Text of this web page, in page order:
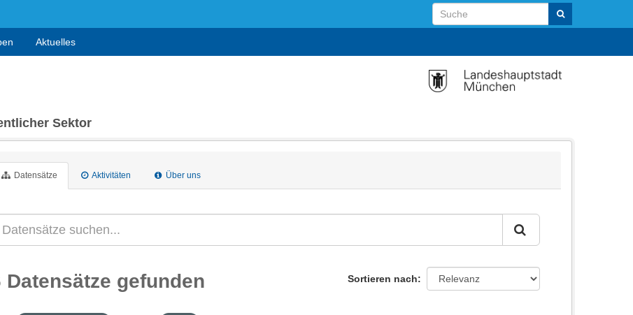
Aktuelles
Sektor
Datensätze Aktivitäten Über uns
Sortieren nach
Datensätze gefunden